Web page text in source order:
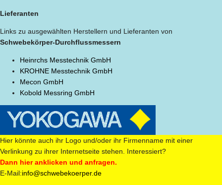
Lieferanten
Links zu ausgewählten Herstellern und Lieferanten von
Schwebekörper-Durchflussmessern
Heinrchs Messtechnik GmbH
KROHNE Messtechnik GmbH
Mecon GmbH
Kobold Messring GmbH
Hier könnte auch ihr Logo und/oder ihr Firmenname mit einer
Verlinkung zu ihrer Internetseite stehen. Interessiert?
Dann hier anklicken und anfragen.
E-Mail:info@schwebekoerper.de